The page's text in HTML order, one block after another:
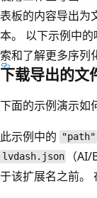
表板的内容导出为
本。 以下示例中
索和了解更多序列
下载导出的文
下面的示例演示如
此示例中的
"path"
lvdash.json
（
于该扩展名之前。